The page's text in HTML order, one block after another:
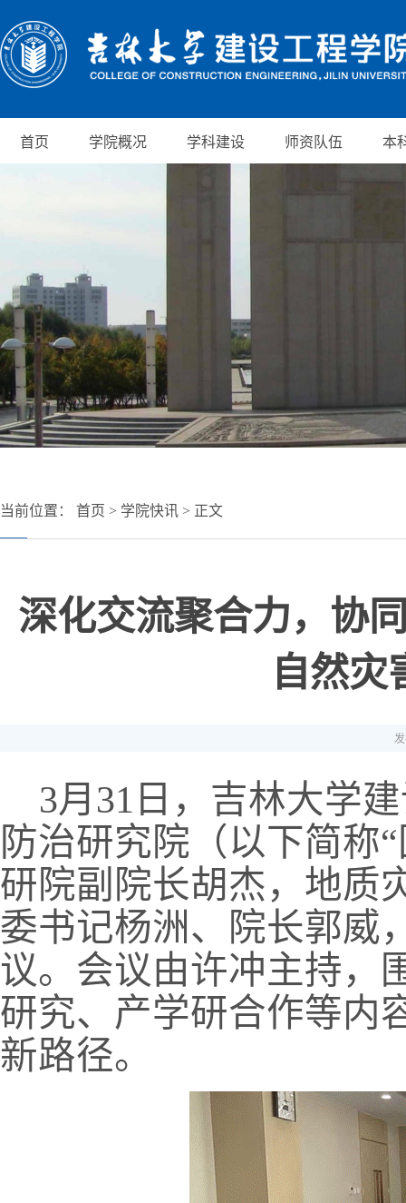
首页 学院概况 学科建设 师资队伍 本
当前位置： 首页 > 学院快讯 > 正文
深化交流聚合力，协
自然
3月 31 日，吉林大学
防治研究院（以下简称
研院副院长胡杰，地质
委书记杨洲、院长郭威
议。会议由许冲主持，
研究、产学研合作等内
新路径。